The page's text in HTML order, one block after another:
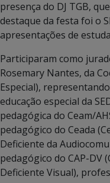
presença do DJ TGB,
destaque da festa foi o
apresentações de
Participaram como
Rosemary Nantes, da
Especial),
educação especial da
pedagógica do Ceam/
pedagógico do Ceada
Deficiente da
pedagógico do CAP-DV
Deficiente Visual),